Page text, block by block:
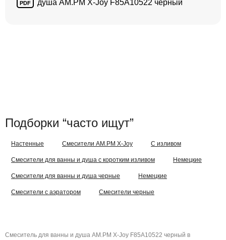
PDF
душа AM.PM X-Joy F85A10522 черный
Подборки “часто ищут”
Настенные Смесители AM.PM X-Joy С изливом
Смесители для ванны и душа с коротким изливом Немецкие
Смесители для ванны и душа черные Немецкие
Смесители с аэратором Смесители черные
Смеситель для ванны и душа AM.PM X-Joy F85A10522 черный в